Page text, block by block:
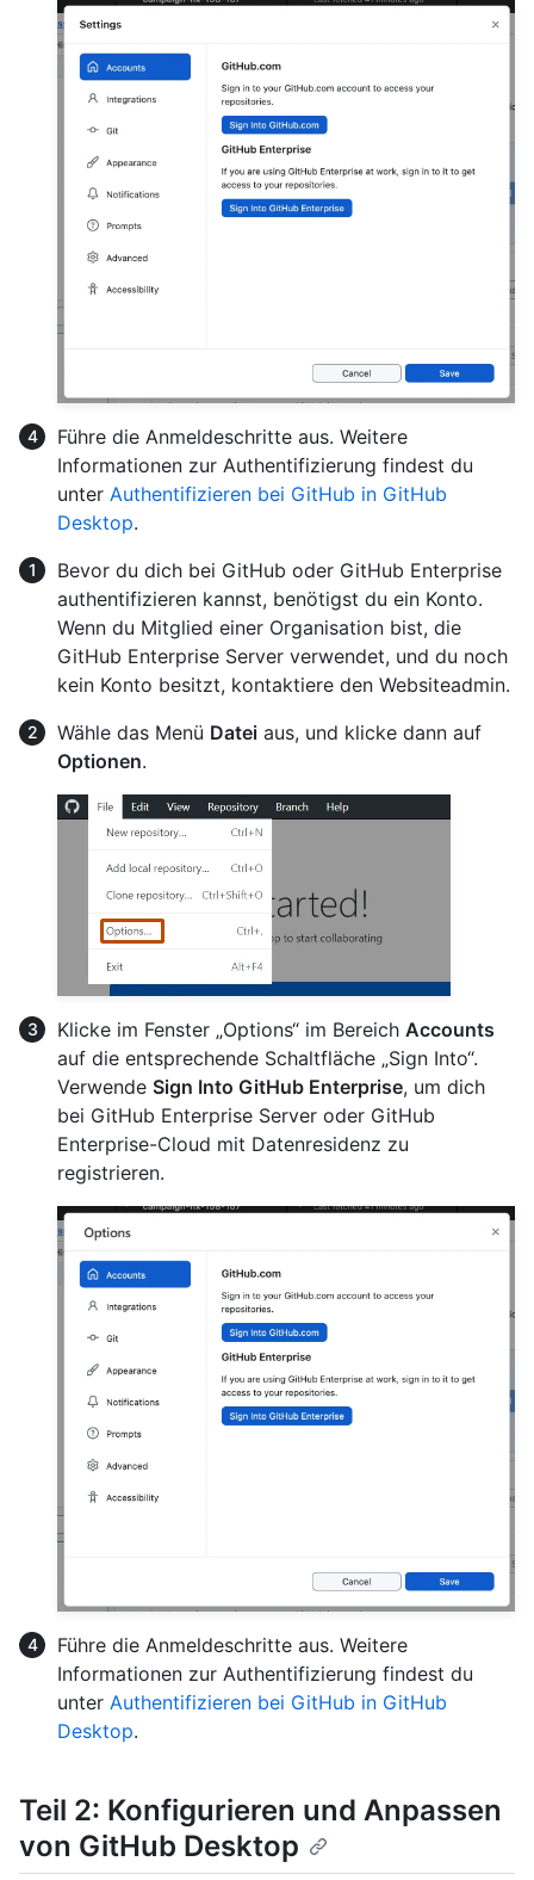
Führe die Anmeldeschritte aus. Weitere
Informationen zur Authentifizierung findest du
unter Authentifizieren bei GitHub in GitHub
Desktop.
Bevor du dich bei GitHub oder GitHub Enterprise
authentifizieren kannst, benötigst du ein Konto.
Wenn du Mitglied einer Organisation bist, die
GitHub Enterprise Server verwendet, und du noch
kein Konto besitzt, kontaktiere den Websiteadmin.
Wähle das Menü Datei aus, und klicke dann auf
Optionen.
Klicke im Fenster „Options“ im Bereich Accounts
auf die entsprechende Schaltfläche „Sign Into“.
Verwende Sign Into GitHub Enterprise, um dich
bei GitHub Enterprise Server oder GitHub
Enterprise-Cloud mit Datenresidenz zu
registrieren.
Führe die Anmeldeschritte aus. Weitere
Informationen zur Authentifizierung findest du
unter Authentifizieren bei GitHub in GitHub
Desktop.
Teil 2: Konfigurieren und Anpassen
von GitHub Desktop